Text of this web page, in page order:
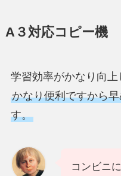
A３対応コピー機
学習効率がかなり向上
かなり便利ですから
す。
コンビニ